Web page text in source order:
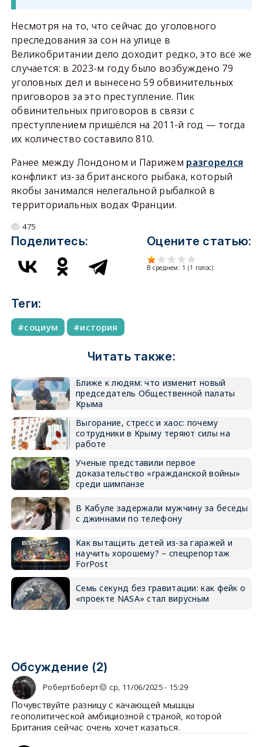
Несмотря на то, что сейчас до уголовного
преследования за сон на улице в
Великобритании дело доходит редко, это всё же
случается: в 2023-м году было возбуждено 79
уголовных дел и вынесено 59 обвинительных
приговоров за это преступление. Пик
обвинительных приговоров в связи с
преступлением пришёлся на 2011-й год — тогда
их количество составило 810.
Ранее между Лондоном и Парижем разгорелся
конфликт из-за британского рыбака, который
якобы занимался нелегальной рыбалкой в
территориальных водах Франции.
475
Поделитесь: Оцените статью:
В среднем: 1 (1 голос)
Теги:
социум история
Читать также:
Ближе к людям: что изменит новый
председатель Общественной палаты
Крыма
Выгорание, стресс и хаос: почему
сотрудники в Крыму теряют силы на
работе
Ученые представили первое
доказательство «гражданской войны»
среди шимпанзе
В Кабуле задержали мужчину за беседы
с джиннами по телефону
Как вытащить детей из-за гаражей и
научить хорошему? – спецрепортаж
ForPost
Семь секунд без гравитации: как фейк о
«проекте NASA» стал вирусным
Обсуждение (2)
РобертБоберт ср, 11/06/2025 - 15:29
Почувствуйте разницу с качающей мышцы
геополитической амбициозной страной, которой
Британия сейчас очень хочет казаться.